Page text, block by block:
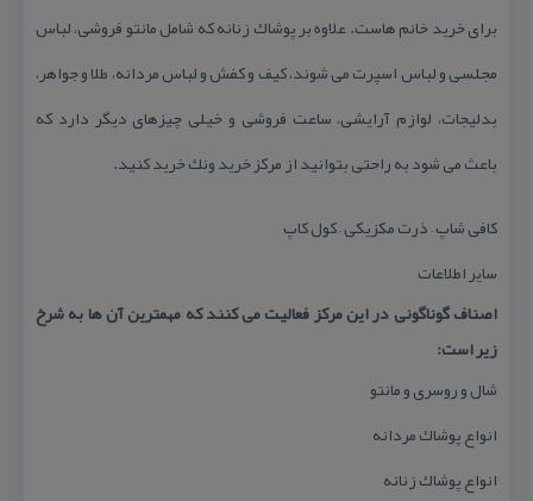
برای خرید خانم هاست. علاوه بر پوشاك زنانه كه شامل مانتو فروشی، لباس
مجلسی و لباس اسپرت می شوند، كیف و كفش و لباس مردانه، طلا و جواهر،
بدلیجات، لوازم آرایشی، ساعت فروشی و خیلی چیزهای دیگر دارد كه
باعث می شود به راحتی بتوانید از مركز خرید ونك خرید كنید.
كافی شاپ – ذرت مكزیكی – كول كاپ
سایر اطلاعات
اصناف گوناگونی در این مركز فعالیت می كنند كه مهمترین آن ها به شرخ
زیر است:
شال و روسری و مانتو
انواع پوشاك مردانه
انواع پوشاك زنانه